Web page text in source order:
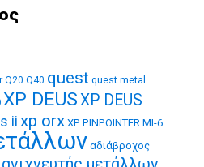
Q20 Q40 quest quest metal
XP DEUSXP DEUS
ii xp orx XP PINPOINTER MI-6
αδιάβροχος